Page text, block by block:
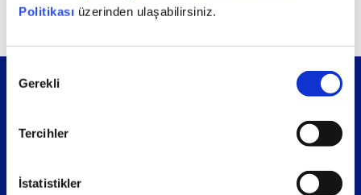
Politikası üzerinden ulaşabilirsiniz.
Seçimi
Gerekli
Tercihler
İstatistikler